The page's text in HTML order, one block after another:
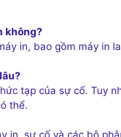
không?
in, bao gồm máy in
tạp của sự cố. Tuy
thể.